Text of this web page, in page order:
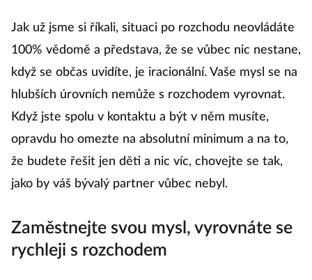
Jak už jsme si říkali, situaci po rozchodu neovládáte
100% vědomě a představa, že se vůbec nic nestane,
když se občas uvidíte, je iracionální. Vaše mysl se na
hlubších úrovních nemůže s rozchodem vyrovnat.
Když jste spolu v kontaktu a být v něm musíte,
opravdu ho omezte na absolutní minimum a na to,
že budete řešit jen děti a nic víc, chovejte se tak,
jako by váš bývalý partner vůbec nebyl.
Zaměstnejte svou mysl, vyrovnáte se
rychleji s rozchodem